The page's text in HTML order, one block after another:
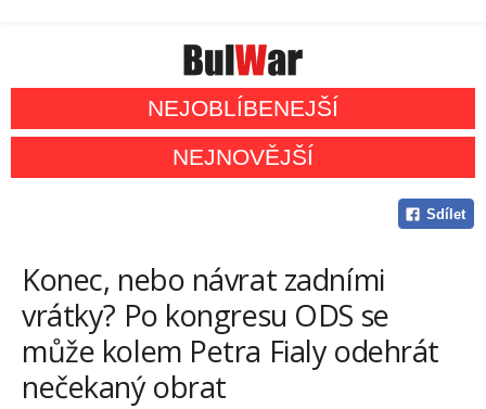
NEJOBLÍBENEJŠÍ
NEJNOVĚJŠÍ
Sdílet
Konec, nebo návrat zadními
vrátky? Po kongresu ODS se
může kolem Petra Fialy odehrát
nečekaný obrat